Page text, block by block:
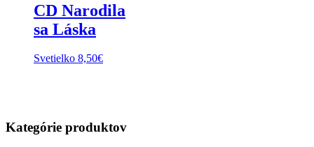
CD Narodila
sa Láska
Svetielko 8,50€
Kategórie produktov